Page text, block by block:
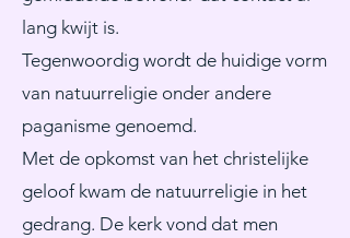
lang kwijt is.
Tegenwoordig wordt de huidige vorm
van natuurreligie onder andere
paganisme genoemd.
Met de opkomst van het christelijke
geloof kwam de natuurreligie in het
gedrang. De kerk vond dat men